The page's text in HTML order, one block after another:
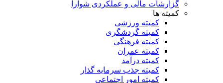
گزارشات مالی و عملکردی شوارا
کمیته ها
کمیته ورزشی
کمیته گردشگری
کمیته فرهنگی
کمیته عمران
کمیته درآمد
کمیته جذب سرمایه گذار
کمیته امور اجتماعی